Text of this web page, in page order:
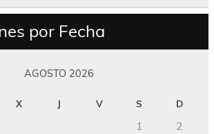
por Fecha
AGOSTO 2026
X J V S D
1
2